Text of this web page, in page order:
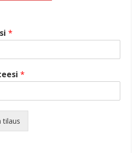
*
*
tilaus